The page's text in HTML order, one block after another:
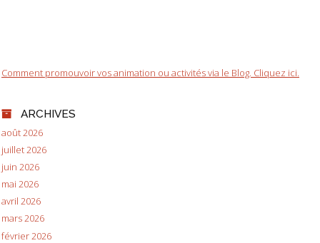
Comment promouvoir vos animation ou activités via le Blog. Cliquez ici.
ARCHIVES
août 2026
juillet 2026
juin 2026
mai 2026
avril 2026
mars 2026
février 2026